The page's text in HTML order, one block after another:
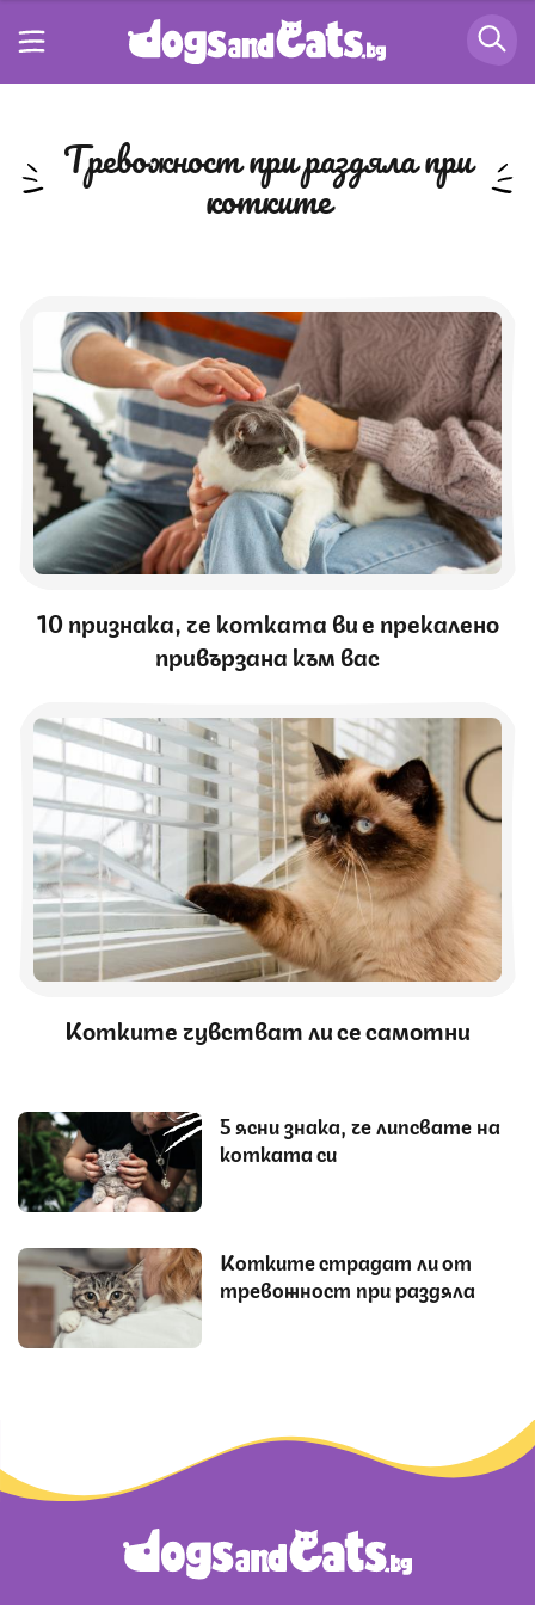
тревожност при раздяла при
котките
10 признака, че котката ви е прекалено
привързана към вас
Котките чувстват ли се самотни
5 ясни знака, че липсвате на
котката си
Котките страдат ли от
тревожност при раздяла